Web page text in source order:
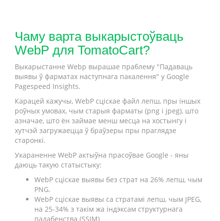
Чаму варта выкарыстоўваць
WebP для TomatoCart?
Выкарыстанне Webp вырашае праблему "Падаваць
выявы ў фарматах наступнага пакалення" у Google
Pagespeed Insights.
Карацей кажучы, WebP сціскае файл лепш, пры іншых
роўных умовах, чым старыя фарматы (png і jpeg), што
азначае, што ён займае менш месца на хостынгу і
хутчэй загружаецца ў браўзеры пры праглядзе
старонкі.
Укараненне WebP актыўна прасоўвае Google - яны
даюць такую статыстыку:
WebP сціскае выявы без страт на 26% лепш, чым
PNG.
WebP сціскае выявы са стратамі лепш, чым JPEG,
на 25-34% з такім жа індэксам структурнага
падабенства (SSIM)